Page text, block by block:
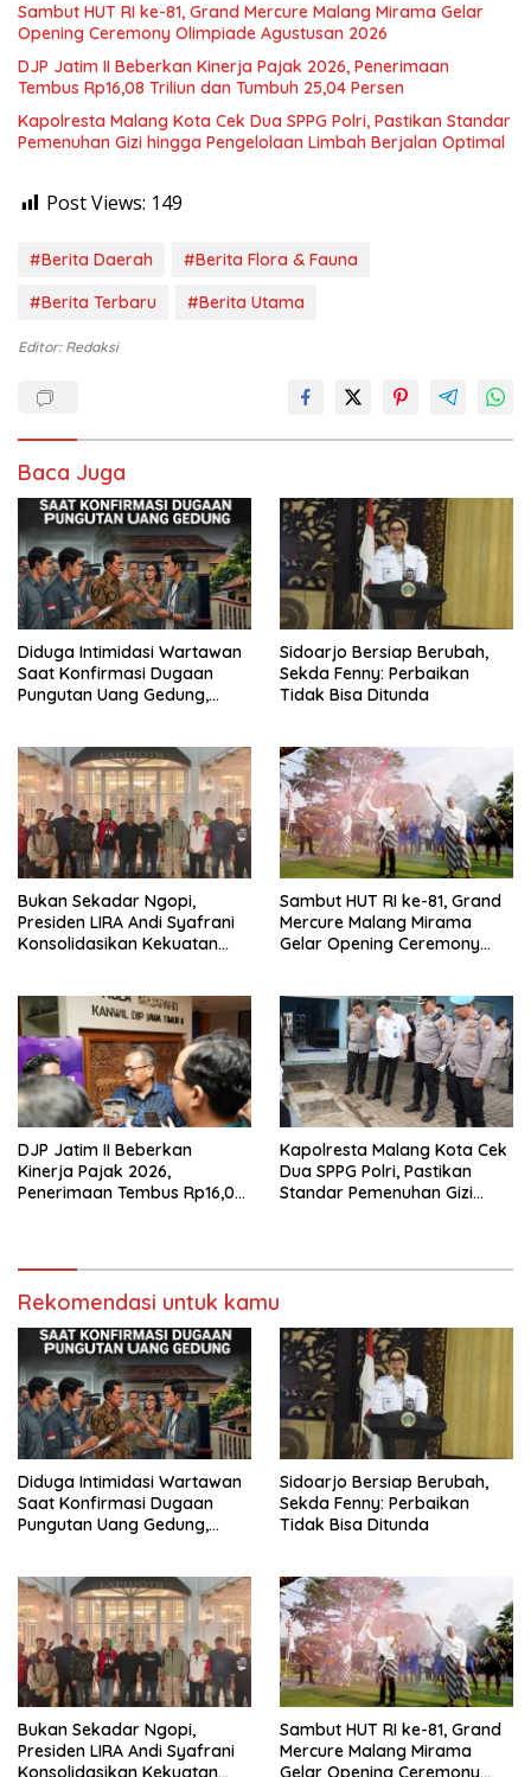
Sambut HUT RI ke-81, Grand Mercure Malang Mirama Gelar
Opening Ceremony Olimpiade Agustusan 2026
DJP Jatim II Beberkan Kinerja Pajak 2026, Penerimaan
Tembus Rp16,08 Triliun dan Tumbuh 25,04 Persen
Kapolresta Malang Kota Cek Dua SPPG Polri, Pastikan Standar
Pemenuhan Gizi hingga Pengelolaan Limbah Berjalan Optimal
Post Views: 149
#Berita Daerah
#Berita Flora & Fauna
#Berita Terbaru
#Berita Utama
Editor: Redaksi
Baca Juga
Diduga Intimidasi Wartawan
Saat Konfirmasi Dugaan
Pungutan Uang Gedung,
Buka suara
Sidoarjo Bersiap Berubah,
Sekda Fenny: Perbaikan
Tidak Bisa Ditunda
Bukan Sekadar Ngopi,
Presiden LIRA Andi Syafrani
Konsolidasikan Kekuatan
Sambut HUT RI ke-81, Grand
Mercure Malang Mirama
Gelar Opening Ceremony
DJP Jatim II Beberkan
Kinerja Pajak 2026,
Penerimaan Tembus Rp16,08
Kapolresta Malang Kota Cek
Dua SPPG Polri, Pastikan
Standar Pemenuhan Gizi
Rekomendasi untuk kamu
Diduga Intimidasi Wartawan
Saat Konfirmasi Dugaan
Pungutan Uang Gedung,
Buka suara
Sidoarjo Bersiap Berubah,
Sekda Fenny: Perbaikan
Tidak Bisa Ditunda
Bukan Sekadar Ngopi,
Presiden LIRA Andi Syafrani
Sambut HUT RI ke-81, Grand
Mercure Malang Mirama